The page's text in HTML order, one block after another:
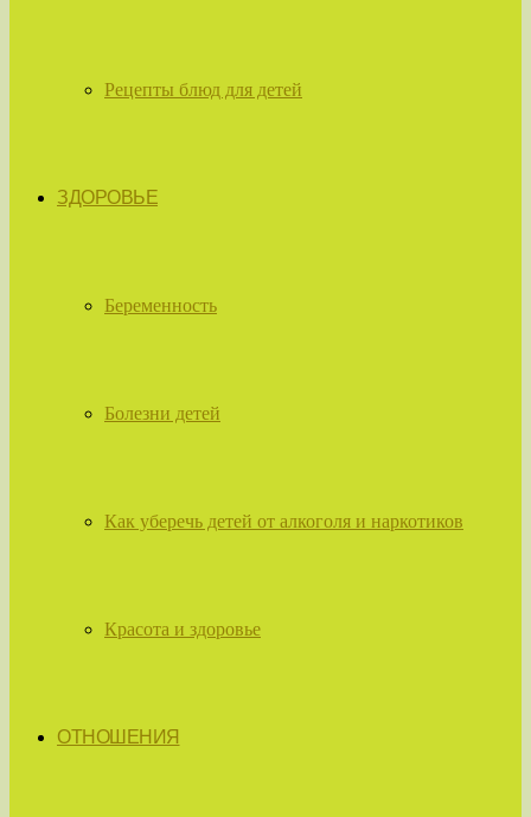
Рецепты блюд для детей
ЗДОРОВЬЕ
Беременность
Болезни детей
Как уберечь детей от алкоголя и наркотиков
Красота и здоровье
ОТНОШЕНИЯ